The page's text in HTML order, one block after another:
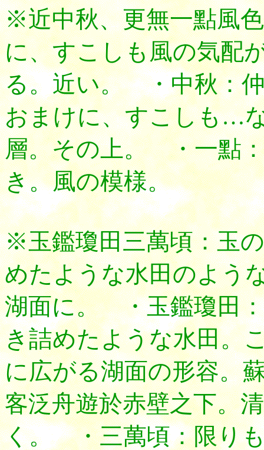
※近中秋、更無一點風
に、すこしも風の気配
る。近い。 ・中秋：
おまけに、すこしも…
層。その上。 ・一點
き。風の模様。
※玉鑑瓊田三萬頃：玉
めたような水田のよう
湖面に。 ・玉鑑瓊田
き詰めたような水田。
に広がる湖面の形容。
客泛舟遊於赤壁之下。
く。 ・三萬頃：限り